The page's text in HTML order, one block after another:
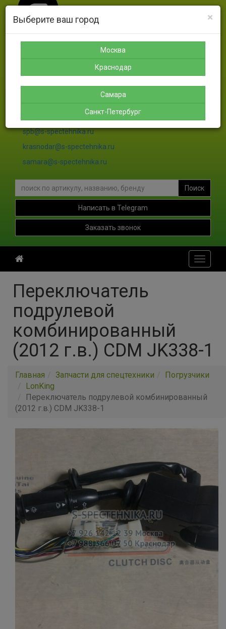
Петербург
Краснодар
8-988-
sales@s-spectehnika.ru
spb@s-spectehnika.ru
krasnodar@s-spectehnika.ru
samara@s-spectehnika.ru
Поиск
Написать в Telegram
Заказать звонок
Toggle
Переключатель
подрулевой
комбинированный
(2012 г.в.) CDM JK338-1
Главная Запчасти для спецтехники
Погрузчики
LonKing
Переключатель подрулевой комбинированный
(2012 г.в.) CDM JK338-1
×
Выберите ваш город
Москва
Краснодар
Самара
Санкт-Петербург